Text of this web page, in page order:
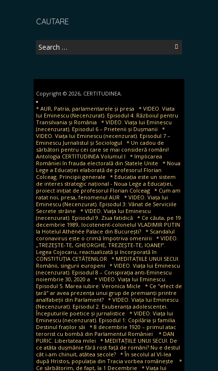
CAUTARE
Search
for:
Copyright © 2026, CERTITUDINEA.
* AUR, Patria, parlamentarele și presa
* VIDEO. Viata
lui Eminescu (Necenzurat). Episodul 4: Războiul pentru
Transilvania și România
* VIDEO. Viața lui Eminescu
(necenzurat). Episodul 6 – Prietenii și Dușmanii
*
VIDEO. Viața lui Eminescu (necenzurat). Episodul 7 –
Eminescu Jurnalistul și Sociologul
* Un cadou de
sărbători pentru cei care se mai consideră români!
Antologia CERTITUDINEA Volumul I
* Implicarea
României în frauda electorală din Statele Unite
* Noua
Lege a Educației elaborată de profesorul Florian
Colceag. Principii generale
* Educația este un sistem
de interes strategic național - Noua Lege a Educației,
proiect inițiat de profesorul Florian Colceag * Cum am
ratat noi, presa, fenomenul AUR
* VIDEO. Viața lui
Eminescu (Necenzurat). Episodul 3: Vânat de Serviciile
Secrete străine
* VIDEO. Viața lui Eminescu
(necenzurat). Episodul 9. Ziua fatidică * Ce căuta, pe 19
decembrie 1989, locotenent-colonelul VLADIMIR PUTIN
la Hotelul Athénée Palace din București? * Scandalul
coronavirus este o crimă împotriva omenirii
* VIDEO.
„TREZEȘTE-TE, GHEORGHE, TREZEȘTE-TE, IOANE!”.
Legea Cojocaru, reactualizată și încorporată în
CONSTITUȚIA CETĂȚENILOR
* MEDITAȚIILE UNUI SECUI.
Românii, singurii europeni
* VIDEO. Viața lui Eminescu
(necenzurat). Episodul 8 – Conspirația anti-Eminescu
noiembrie 30, 2020 a
* VIDEO. Viața lui Eminescu.
Episodul 5. Marea iubire: Veronica Micle
* Ce "efect de
țară" ar avea prezența unui grup de premianți printre
analfabeții din Parlament? * VIDEO. Viața lui Eminescu
(Necenzurat). Episodul 2. Exuberanța adolescenței.
Începuturile poetice și jurnalistice
* VIDEO. Viața lui
Eminescu (necenzurat). Episodul 1: Copilăria și familia.
Destinul fraților săi
* 8 decembrie 1920 – primul atac
terorist cu bombă din Parlamentul României
* DAN
PURIC. Libertatea milei
* MEDITAȚIILE UNUI SECUI. De
ce atâta dușmănie fără rost față de români? Nu e destul
cât i-am chinuit, atâtea secole? * În secolul al VI-lea
după Hristos, populația din Tracia vorbea românește
*
Ce sărbătorim, de fapt, la 1 Decembrie
* Viața lui